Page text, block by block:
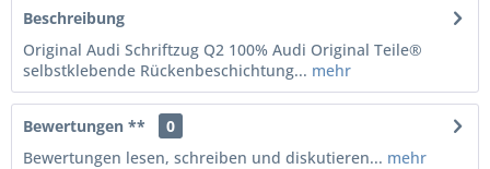
Beschreibung
Original Audi Schriftzug Q2 100% Audi Original Teile®
selbstklebende Rückenbeschichtung... mehr
Bewertungen **
0
Bewertungen lesen, schreiben und diskutieren... mehr